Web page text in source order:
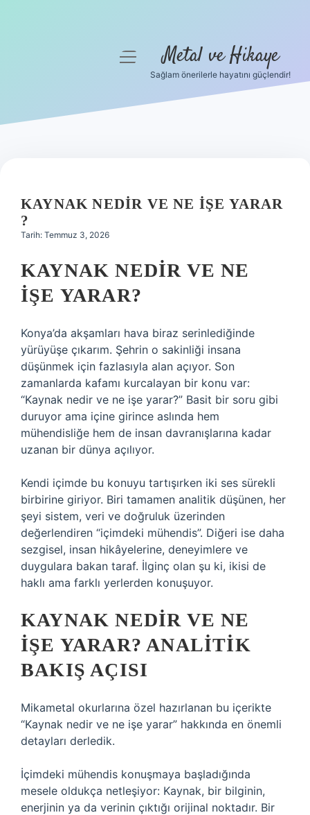
Hakkımızda
menüyüMetal ve Hikaye
Sağlam önerilerle hayatını güçlendir!
KAYNAK NEDIR VE NE IŞE YARAR
?
Tarih: Temmuz 3, 2026
KAYNAK NEDIR VE NE
IŞE YARAR?
Konya’da akşamları hava biraz serinlediğinde
yürüyüşe çıkarım. Şehrin o sakinliği insana
düşünmek için fazlasıyla alan açıyor. Son
zamanlarda kafamı kurcalayan bir konu var:
“Kaynak nedir ve ne işe yarar?” Basit bir soru gibi
duruyor ama içine girince aslında hem
mühendisliğe hem de insan davranışlarına kadar
uzanan bir dünya açılıyor.
Kendi içimde bu konuyu tartışırken iki ses sürekli
birbirine giriyor. Biri tamamen analitik düşünen, her
şeyi sistem, veri ve doğruluk üzerinden
değerlendiren “içimdeki mühendis”. Diğeri ise daha
sezgisel, insan hikâyelerine, deneyimlere ve
duygulara bakan taraf. İlginç olan şu ki, ikisi de
haklı ama farklı yerlerden konuşuyor.
KAYNAK NEDIR VE NE
IŞE YARAR? ANALITIK
BAKIŞ AÇISI
Mikametal okurlarına özel hazırlanan bu içerikte
“Kaynak nedir ve ne işe yarar” hakkında en önemli
detayları derledik.
İçimdeki mühendis konuşmaya başladığında
mesele oldukça netleşiyor: Kaynak, bir bilginin,
enerjinin ya da verinin çıktığı orijinal noktadır. Bir